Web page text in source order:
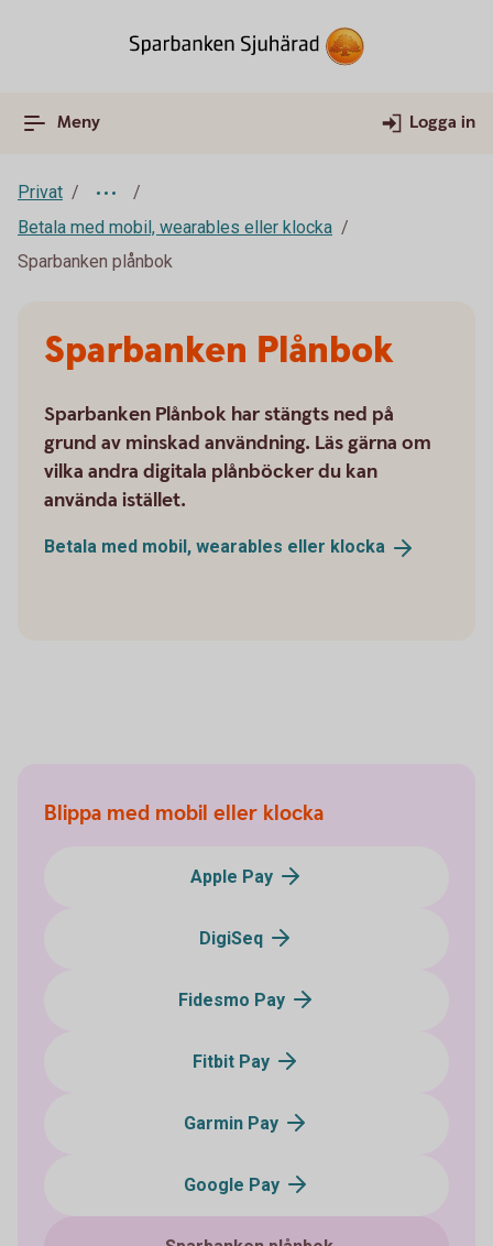
Meny Logga in
Privat
Betala med mobil, wearables eller klocka
Sparbanken plånbok
Sparbanken Plånbok
Sparbanken Plånbok har stängts ned på
grund av minskad användning. Läs gärna om
vilka andra digitala plånböcker du kan
använda istället.
Betala med mobil, wearables eller klocka
Blippa med mobil eller klocka
Apple Pay
DigiSeq
Fidesmo Pay
Fitbit Pay
Garmin Pay
Google Pay